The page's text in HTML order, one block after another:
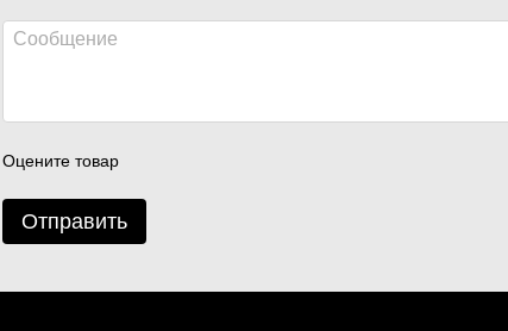
Оцените товар
Отправить